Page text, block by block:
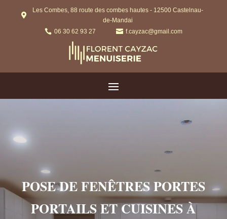

Les Combes, 88 route des combes hautes - 12500 Castelnau-
de-Mandai
 06 30 62 93 27  f.cayzac@gmail.com
POSE DE FENÊTRES PORTES
PORTAILS ET CUISINES À